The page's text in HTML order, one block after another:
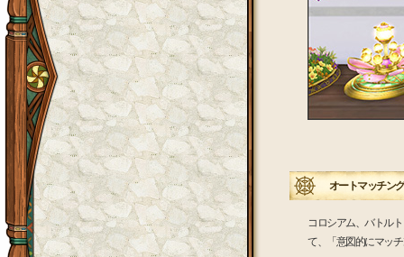
オートマッチン
コロシアム、バトル
て、「意図的にマッ